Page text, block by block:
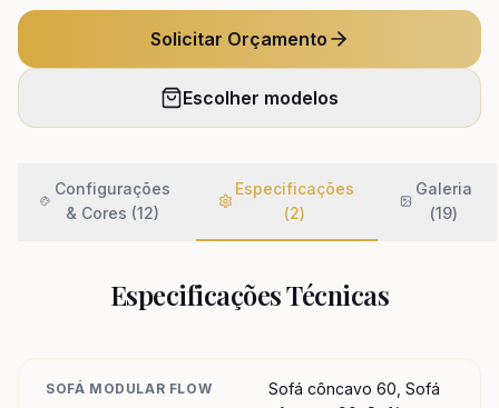
Solicitar Orçamento
Escolher modelos
Configurações
& Cores (12)
Especificações
(2)
Galeria
(19)
Especificações Técnicas
SOFÁ MODULAR FLOW
Sofá côncavo 60, Sofá